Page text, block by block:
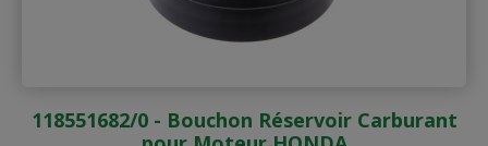
118551682/0 - Bouchon Réservoir Carburant